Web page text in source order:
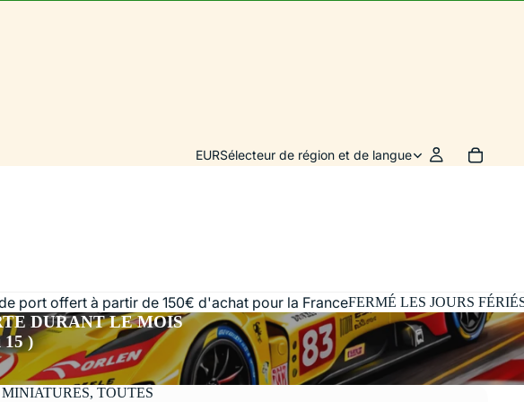
EURSélecteur de région et de langue
port offert à partir de 150€ d'achat pour la FranceFERMÉ LES JOURS
DURANT LE MOIS
15 )
TOUTES